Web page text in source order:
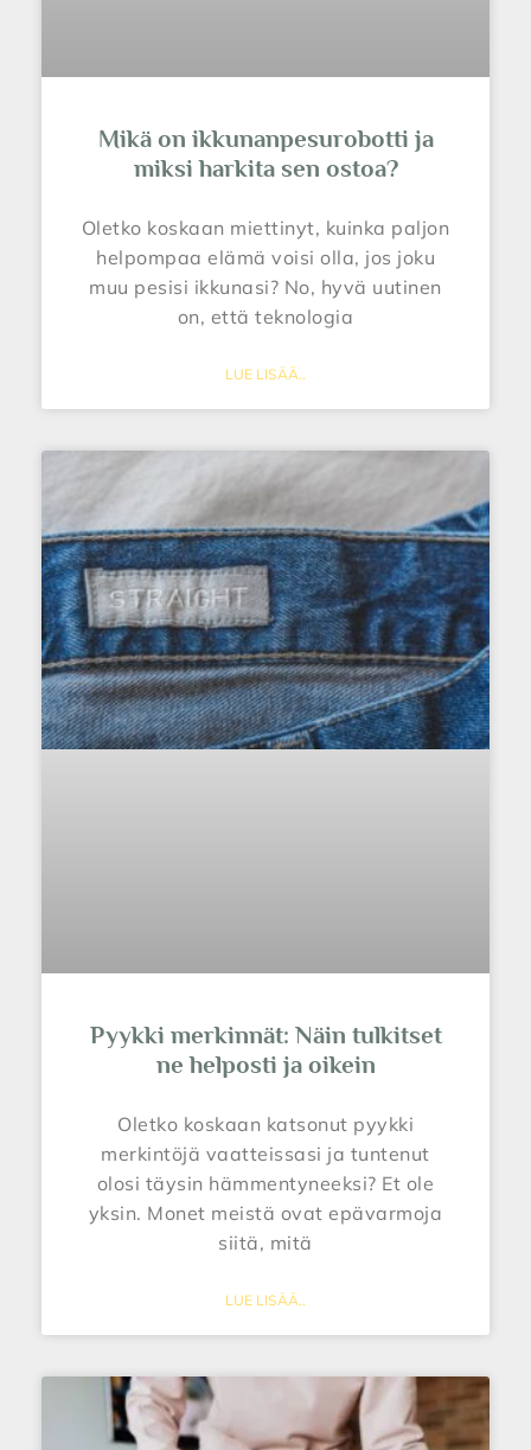
Mikä on ikkunanpesurobotti ja
miksi harkita sen ostoa?
Oletko koskaan miettinyt, kuinka paljon
helpompaa elämä voisi olla, jos joku
muu pesisi ikkunasi? No, hyvä uutinen
on, että teknologia
LUE LISÄÄ..
Pyykki merkinnät: Näin tulkitset
ne helposti ja oikein
Oletko koskaan katsonut pyykki
merkintöjä vaatteissasi ja tuntenut
olosi täysin hämmentyneeksi? Et ole
yksin. Monet meistä ovat epävarmoja
siitä, mitä
LUE LISÄÄ..